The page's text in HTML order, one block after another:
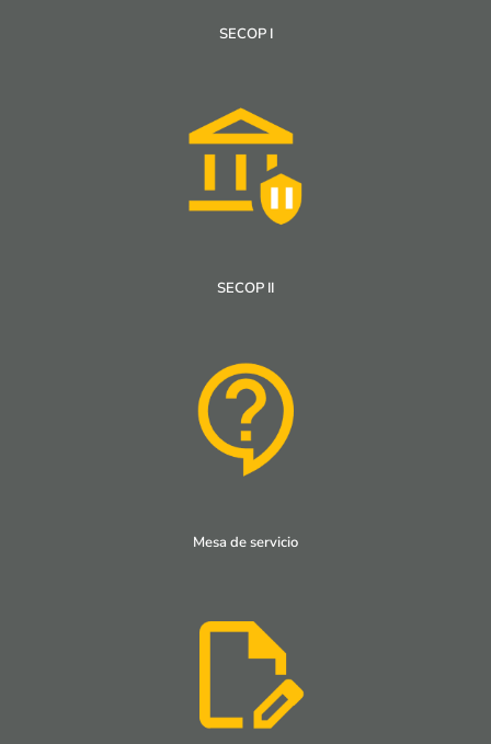
SECOP I
SECOP II
Mesa de servicio